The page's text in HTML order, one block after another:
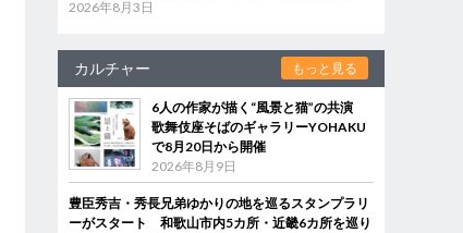
2026年8月3日
カルチャー もっと見る
6人の作家が描く“風景と猫”の共演
歌舞伎座そばのギャラリーYOHAKU
で8月20日から開催
2026年8月9日
豊臣秀吉・秀長兄弟ゆかりの地を巡るスタンプラリ
ーがスタート 和歌山市内5カ所・近畿6カ所を巡り